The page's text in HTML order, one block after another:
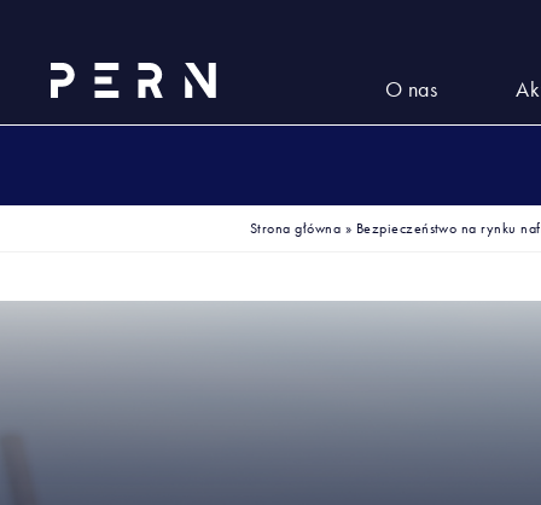
O nas
Strona główna » Bezpieczeństwo na rynku